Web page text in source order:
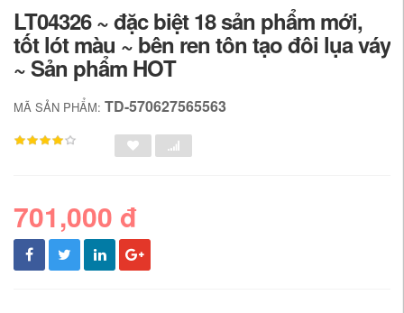
LT04326 ~ đặc biệt 18 sản phẩm mới,
tốt lót màu ~ bên ren tôn tạo đôi lụa váy
~ Sản phẩm HOT
MÃ SẢN PHẨM: TD-570627565563
701,000 đ